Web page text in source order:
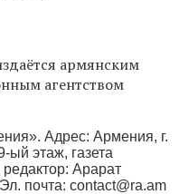
армянским
агентством
Адрес: Армения, г.
ый этаж, газета
Арарат
почта: contact@ra.am